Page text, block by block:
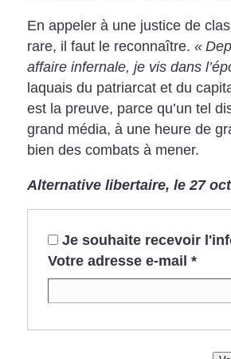
En appeler à une justice de
rare, il faut le reconnaître. «
affaire infernale, je vis dans
laquais du patriarcat et du
est la preuve, parce qu’un tel
grand média, à une heure de
bien des combats à mener.
Alternative libertaire, le 27
Je souhaite recevoir
Votre adresse e-mail *